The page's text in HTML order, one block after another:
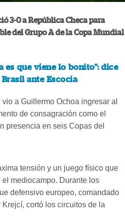
3-0 a República Checa para
del Grupo A de la Copa Mundial
es que viene lo bonito": dice
ante Escocia
a Guillermo Ochoa ingresar al
de consagración como el
presencia en seis Copas del
tensión y un juego físico que
mediocampo. Durante los
defensivo europeo, comandado
cortó los circuitos de la